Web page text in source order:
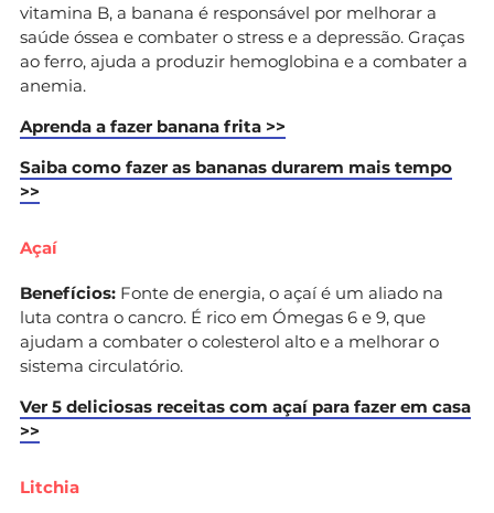
vitamina B, a banana é responsável por melhorar a
saúde óssea e combater o stress e a depressão. Graças
ao ferro, ajuda a produzir hemoglobina e a combater a
anemia.
Aprenda a fazer banana frita >>
Saiba como fazer as bananas durarem mais tempo
>>
Açaí
Benefícios: Fonte de energia, o açaí é um aliado na
luta contra o cancro. É rico em Ómegas 6 e 9, que
ajudam a combater o colesterol alto e a melhorar o
sistema circulatório.
Ver 5 deliciosas receitas com açaí para fazer em casa
>>
Litchia